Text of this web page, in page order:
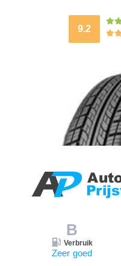
9.2
B
Verbruik
Zeer goed